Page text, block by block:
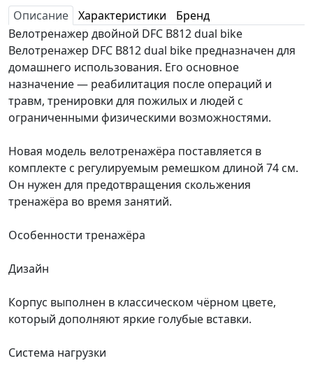
Описание
Характеристики
Бренд
Велотренажер двойной DFC B812 dual bike
Велотренажер DFC B812 dual bike предназначен для
домашнего использования. Его основное
назначение — реабилитация после операций и
травм, тренировки для пожилых и людей с
ограниченными физическими возможностями.
Новая модель велотренажёра поставляется в
комплекте с регулируемым ремешком длиной 74 см.
Он нужен для предотвращения скольжения
тренажёра во время занятий.
Особенности тренажёра
Дизайн
Корпус выполнен в классическом чёрном цвете,
который дополняют яркие голубые вставки.
Система нагрузки